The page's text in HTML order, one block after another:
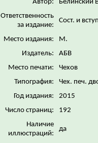
Автор:
Белинский
Ответственность
за издание:
Сост. и
Место издания:
М.
Издатель:
АБВ
Место печати:
Чехов
Типография:
Чех. печ.
Год издания:
2015
Число страниц:
192
Наличие
иллюстраций:
да